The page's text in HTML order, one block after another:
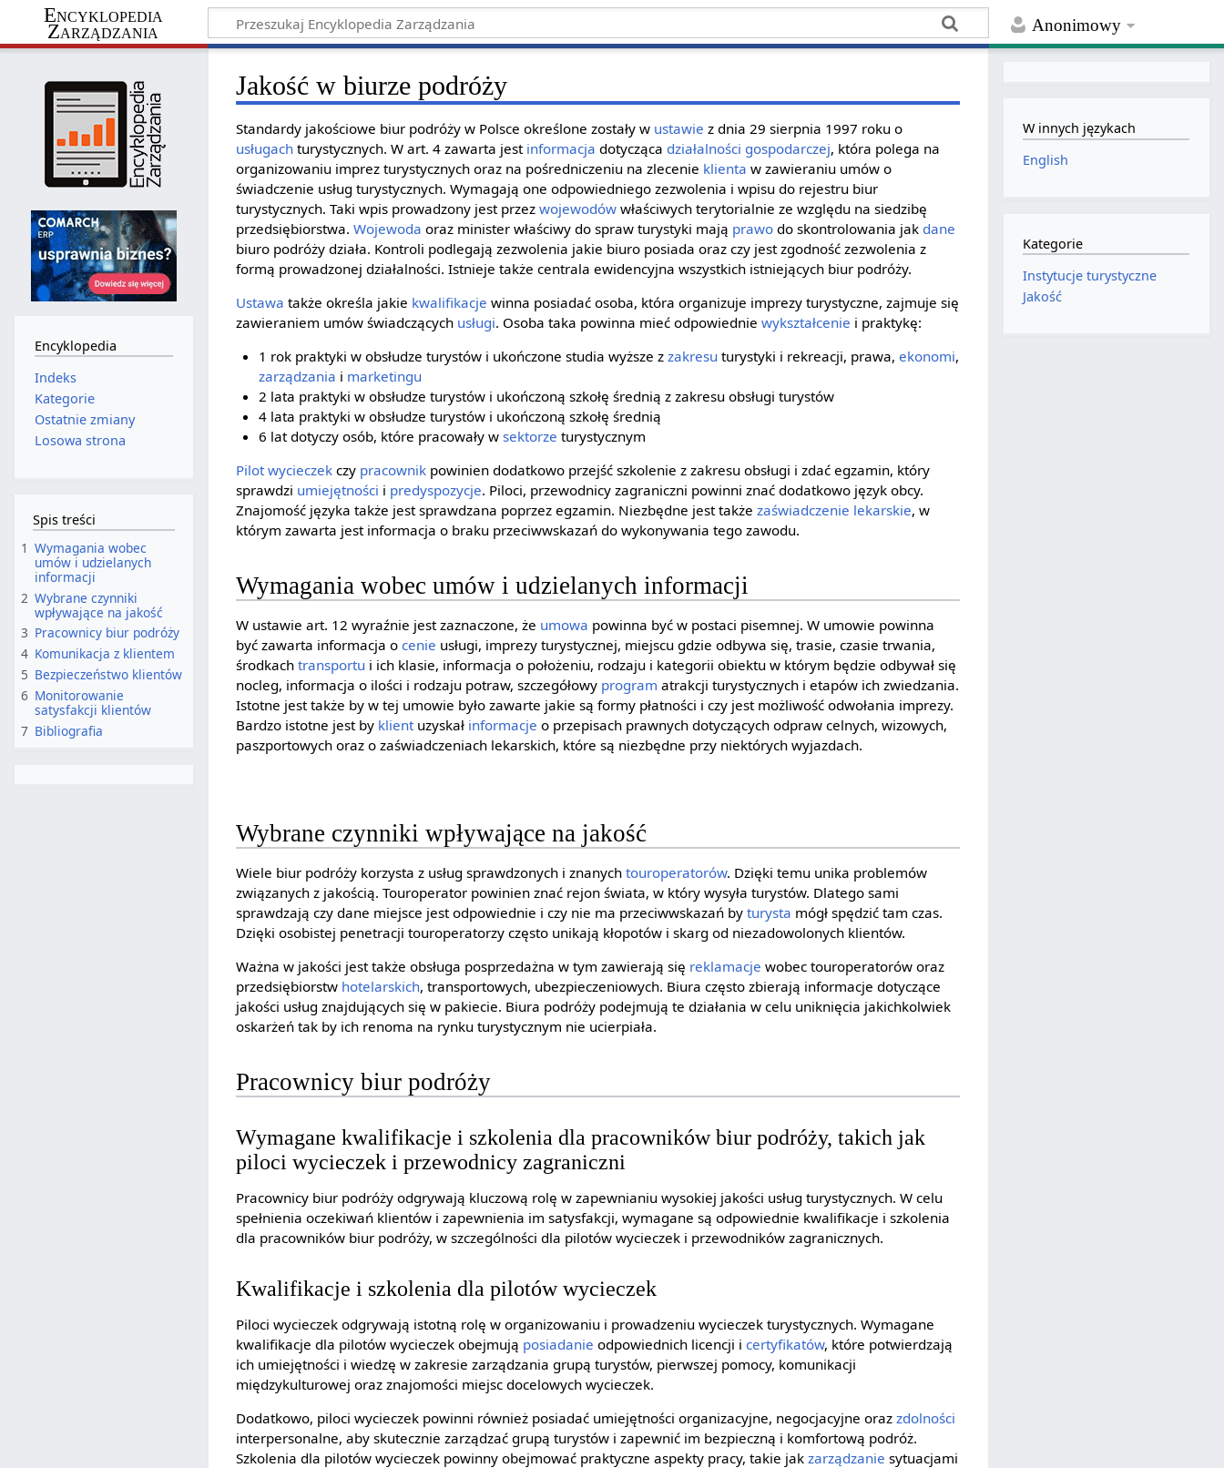
Anonimowy
Encyklopedia
Zarządzania
Jakość w biurze podróży
Standardy jakościowe biur podróży w Polsce określone zostały w ustawie z dnia 29 sierpnia 1997 roku o
usługach turystycznych. W art. 4 zawarta jest informacja dotycząca działalności gospodarczej, która polega na
organizowaniu imprez turystycznych oraz na pośredniczeniu na zlecenie klienta w zawieraniu umów o
świadczenie usług turystycznych. Wymagają one odpowiedniego zezwolenia i wpisu do rejestru biur
turystycznych. Taki wpis prowadzony jest przezwojewodów właściwych terytorialnie ze względu na siedzibę
przedsiębiorstwa.Wojewoda oraz minister właściwy do spraw turystyki mają prawo do skontrolowania jak dane
biuro podróży działa. Kontroli podlegają zezwolenia jakie biuro posiada oraz czy jest zgodność zezwolenia z
formą prowadzonej działalności. Istnieje także centrala ewidencyjna wszystkich istniejących biur podróży.
Ustawa także określa jakie kwalifikacje winna posiadać osoba, która organizuje imprezy turystyczne, zajmuje się
zawieraniem umów świadczących usługi. Osoba taka powinna mieć odpowiedniewykształcenie i praktykę:
1 rok praktyki w obsłudze turystów i ukończone studia wyższe z zakresu turystyki i rekreacji, prawa, ekonomi,
zarządzania i marketingu
2 lata praktyki w obsłudze turystów i ukończoną szkołę średnią z zakresu obsługi turystów
4 lata praktyki w obsłudze turystów i ukończoną szkołę średnią
6 lat dotyczy osób, które pracowały w sektorze turystycznym
Pilot wycieczek czy pracownik powinien dodatkowo przejść szkolenie z zakresu obsługi i zdać egzamin, który
sprawdzi umiejętności i predyspozycje. Piloci, przewodnicy zagraniczni powinni znać dodatkowo język obcy.
Znajomość języka także jest sprawdzana poprzez egzamin. Niezbędne jest takżezaświadczenie lekarskie, w
którym zawarta jest informacja o braku przeciwwskazań do wykonywania tego zawodu.
Wymagania wobec umów i udzielanych informacji
W ustawie art. 12 wyraźnie jest zaznaczone, że umowa powinna być w postaci pisemnej. W umowie powinna
być zawarta informacja ocenie usługi, imprezy turystycznej, miejscu gdzie odbywa się, trasie, czasie trwania,
środkachtransportu i ich klasie, informacja o położeniu, rodzaju i kategorii obiektu w którym będzie odbywał się
nocleg, informacja o ilości i rodzaju potraw, szczegółowy program atrakcji turystycznych i etapów ich zwiedzania.
Istotne jest także by w tej umowie było zawarte jakie są formy płatności i czy jest możliwość odwołania imprezy.
Bardzo istotne jest by klient uzyskał informacje o przepisach prawnych dotyczących odpraw celnych, wizowych,
paszportowych oraz o zaświadczeniach lekarskich, które są niezbędne przy niektórych wyjazdach.
Wybrane czynniki wpływające na jakość
Wiele biur podróży korzysta z usług sprawdzonych i znanychtouroperatorów. Dzięki temu unika problemów
związanych z jakością. Touroperator powinien znać rejon świata, w który wysyła turystów. Dlatego sami
sprawdzają czy dane miejsce jest odpowiednie i czy nie ma przeciwwskazań byturysta mógł spędzić tam czas.
Dzięki osobistej penetracji touroperatorzy często unikają kłopotów i skarg od niezadowolonych klientów.
Ważna w jakości jest także obsługa posprzedażna w tym zawierają się reklamacje wobec touroperatorów oraz
przedsiębiorstw hotelarskich, transportowych, ubezpieczeniowych. Biura często zbierają informacje dotyczące
jakości usług znajdujących się w pakiecie. Biura podróży podejmują te działania w celu uniknięcia jakichkolwiek
oskarżeń tak by ich renoma na rynku turystycznym nie ucierpiała.
Pracownicy biur podróży
Wymagane kwalifikacje i szkolenia dla pracowników biur podróży, takich jak
piloci wycieczek i przewodnicy zagraniczni
Pracownicy biur podróży odgrywają kluczową rolę w zapewnianiu wysokiej jakości usług turystycznych. W celu
spełnienia oczekiwań klientów i zapewnienia im satysfakcji, wymagane są odpowiednie kwalifikacje i szkolenia
dla pracowników biur podróży, w szczególności dla pilotów wycieczek i przewodników zagranicznych.
Kwalifikacje i szkolenia dla pilotów wycieczek
Piloci wycieczek odgrywają istotną rolę w organizowaniu i prowadzeniu wycieczek turystycznych. Wymagane
kwalifikacje dla pilotów wycieczek obejmują posiadanie odpowiednich licencji icertyfikatów, które potwierdzają
ich umiejętności i wiedzę w zakresie zarządzania grupą turystów, pierwszej pomocy, komunikacji
międzykulturowej oraz znajomości miejsc docelowych wycieczek.
Dodatkowo, piloci wycieczek powinni również posiadać umiejętności organizacyjne, negocjacyjne orazzdolności
interpersonalne, aby skutecznie zarządzać grupą turystów i zapewnić im bezpieczną i komfortową podróż.
Szkolenia dla pilotów wycieczek powinny obejmować praktyczne aspekty pracy, takie jakzarządzanie sytuacjami
Encyklopedia
Indeks
Kategorie
Ostatnie zmiany
Losowa strona
Spis treści
1 Wymagania wobec
umów i udzielanych
informacji
2 Wybrane czynniki
wpływające na jakość
3 Pracownicy biur podróży
4 Komunikacja z klientem
5 Bezpieczeństwo klientów
6 Monitorowanie
satysfakcji klientów
7 Bibliografia
W innych językach
English
Kategorie
Instytucje turystyczne
Jakość